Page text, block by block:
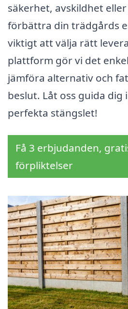
säkerhet, avskildhet
förbättra din trädgårds
viktigt att välja rätt
plattform gör vi det
jämföra alternativ och
beslut. Låt oss guida dig
perfekta stängslet!
Få 3 erbjudanden,
förpliktelser